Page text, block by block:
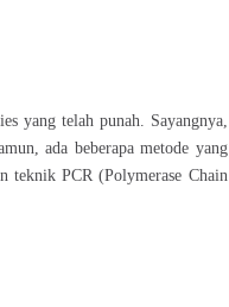
yang telah punah. Sayangnya,
ada beberapa metode yang
teknik PCR (Polymerase Chain